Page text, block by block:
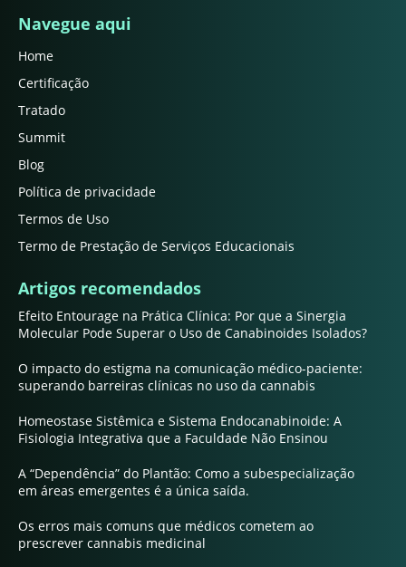
Navegue aqui
Home
Certificação
Tratado
Summit
Blog
Política de privacidade
Termos de Uso
Termo de Prestação de Serviços Educacionais
Artigos recomendados
Efeito Entourage na Prática Clínica: Por que a Sinergia
Molecular Pode Superar o Uso de Canabinoides Isolados?
O impacto do estigma na comunicação médico-paciente:
superando barreiras clínicas no uso da cannabis
Homeostase Sistêmica e Sistema Endocanabinoide: A
Fisiologia Integrativa que a Faculdade Não Ensinou
A “Dependência” do Plantão: Como a subespecialização
em áreas emergentes é a única saída.
Os erros mais comuns que médicos cometem ao
prescrever cannabis medicinal